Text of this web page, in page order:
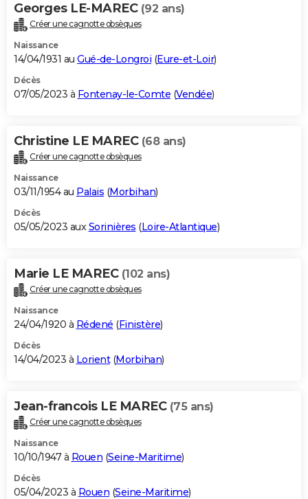
Georges LE-MAREC (92 ans)
Créer une cagnotte obsèques
Naissance
14/04/1931 au Gué-de-Longroi (Eure-et-Loir)
Décès
07/05/2023 à Fontenay-le-Comte (Vendée)
Christine LE MAREC (68 ans)
Créer une cagnotte obsèques
Naissance
03/11/1954 au Palais (Morbihan)
Décès
05/05/2023 auxSorinières (Loire-Atlantique)
Marie LE MAREC (102 ans)
Créer une cagnotte obsèques
Naissance
24/04/1920 à Rédené (Finistère)
Décès
14/04/2023 à Lorient(Morbihan)
Jean-francois LE MAREC (75 ans)
Créer une cagnotte obsèques
Naissance
10/10/1947 à Rouen (Seine-Maritime)
Décès
05/04/2023 à Rouen (Seine-Maritime)